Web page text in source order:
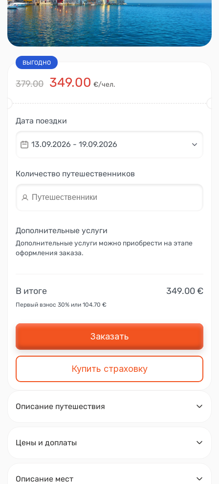
Описание путешествия
Цены и доплаты
Описание мест
ВЫГОДНО
379.00 349.00 €/чел.
Дата поездки
13.09.2026 - 19.09.2026
Количество путешественников
Дополнительные услуги
Дополнительные услуги можно приобрести на этапе
оформления заказа.
В итоге 349.00 €
Первый взнос 30% или 104.70 €
Заказать
Купить страховку